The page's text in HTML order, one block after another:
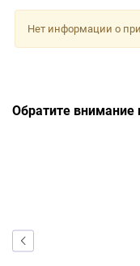
Нет информации о
Обратите внимание